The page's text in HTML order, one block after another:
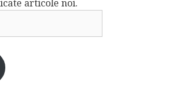
articole noi.